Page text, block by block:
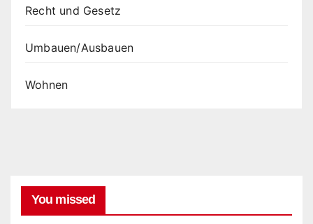
Recht und Gesetz
Umbauen/Ausbauen
Wohnen
You missed